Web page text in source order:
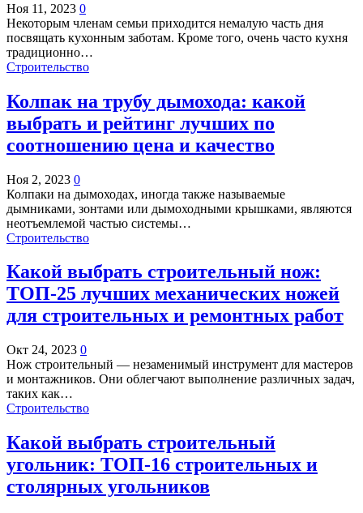
Ноя 11, 2023 0
Некоторым членам семьи приходится немалую часть дня
посвящать кухонным заботам. Кроме того, очень часто кухня
традиционно…
Строительство
Колпак на трубу дымохода: какой
выбрать и рейтинг лучших по
соотношению цена и качество
Ноя 2, 2023 0
Колпаки на дымоходах, иногда также называемые
дымниками, зонтами или дымоходными крышками, являются
неотъемлемой частью системы…
Строительство
Какой выбрать строительный нож:
ТОП-25 лучших механических ножей
для строительных и ремонтных работ
Окт 24, 2023 0
Нож строительный — незаменимый инструмент для мастеров
и монтажников. Они облегчают выполнение различных задач,
таких как…
Строительство
Какой выбрать строительный
угольник: ТОП-16 строительных и
столярных угольников